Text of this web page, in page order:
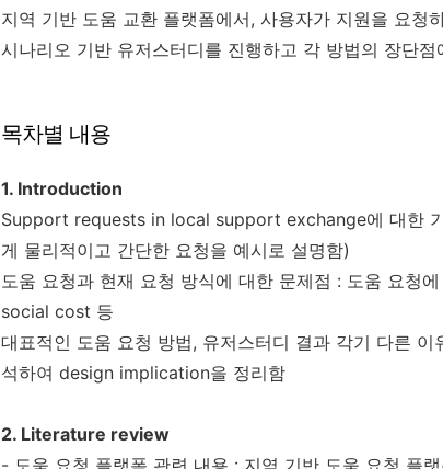
지역 기반 도움 교환 플랫폼에서, 사용자가 지원을 요청
시나리오 기반 유저스터디를 진행하고 각 방법의 장단
목차별 내용
1. Introduction
Support requests in local support exchange에 대한
게 물리적이고 간단한 요청을 예시로 설명함)
도움 요청과 현재 요청 방식에 대한 문제점 : 도움 요청
social cost 등
대표적인 도움 요청 방법, 유저스터디 결과 각기 다른
석하여 design implication을 정리함
2. Literature review
- 도움 요청 플랫폼 관련 내용 : 지역 기반 도움 요청 플